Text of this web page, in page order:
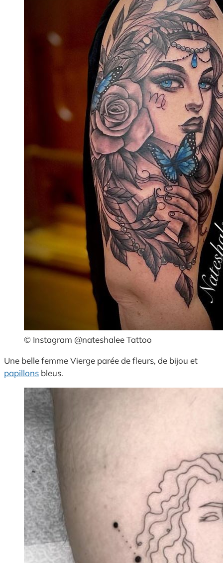
© Instagram @nateshalee Tattoo
Une belle femme Vierge parée de fleurs, de bijou et
papillons bleus.